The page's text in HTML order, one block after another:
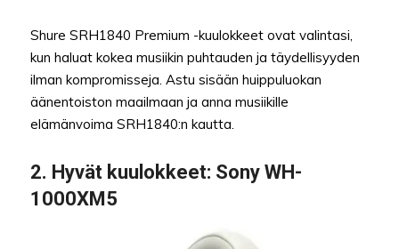
Shure SRH1840 Premium -kuulokkeet ovat valintasi,
kun haluat kokea musiikin puhtauden ja täydellisyyden
ilman kompromisseja. Astu sisään huippuluokan
äänentoiston maailmaan ja anna musiikille
elämänvoima SRH1840:n kautta.
2. Hyvät kuulokkeet: Sony WH-
1000XM5